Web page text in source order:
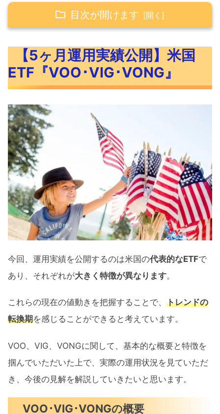
目次が開けます
VIG･VONG』
VOO･VIG･VONGの概要
徴
VOO・VIG・VONGの過去リターン
VOO・VIG・VONGの運用実績【5ヶ
月】
VOO･VIG･VONGの値動きに見える今後の
米国市場予測
VOO･VIG･VONGのチャート比較
過去のデータに見る今後の米国市場予
想
VOO･VIG･VONG 5ヶ月運用実績公開：まと
め
【5ヶ月運用実績公開】米国
ETF『VOO･VIG･VONG』
今回、運用実績を公開するのは米国の代表的なETFで
あり、それぞれが大きく特徴が異なります。
これらの現在の値動きを把握することで、 トレンドの
転換期を感じることができると考えています。
VOO、VIG、VONGに関して、基本的な概要と特徴を
掴んでいただいた上で、実際の運用状況を見ていただ
き、今後の見解を解説していきたいと思います。
VOO･VIG･VONGの概要